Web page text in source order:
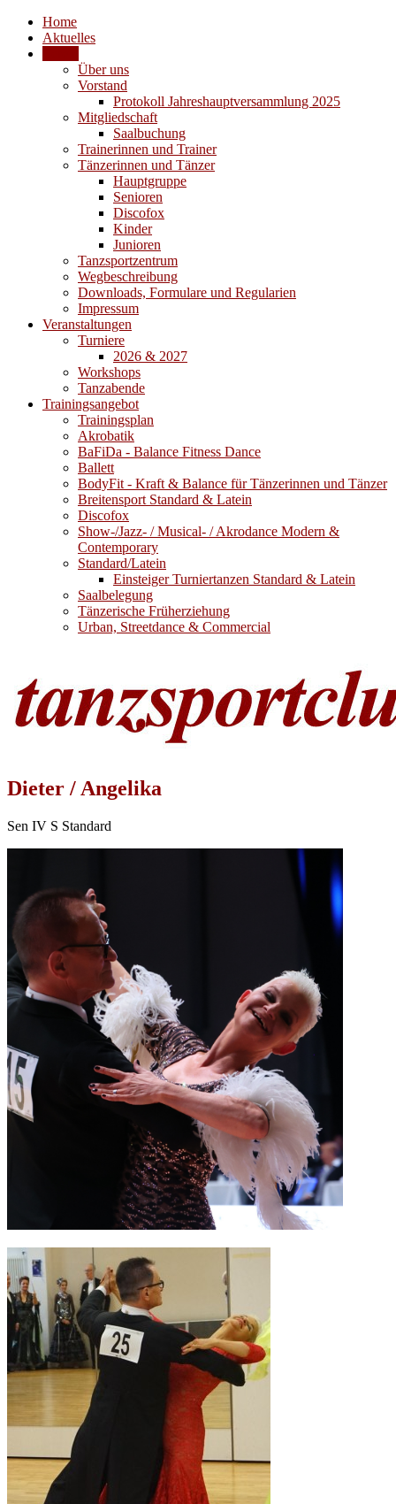
Home
Aktuelles
Über uns
Vorstand
Protokoll Jahreshauptversammlung 2025
Mitgliedschaft
Saalbuchung
Trainerinnen und Trainer
Tänzerinnen und Tänzer
Hauptgruppe
Senioren
Discofox
Kinder
Junioren
Tanzsportzentrum
Wegbeschreibung
Downloads, Formulare und Regularien
Impressum
Veranstaltungen
Turniere
2026 & 2027
Workshops
Tanzabende
Trainingsangebot
Trainingsplan
Akrobatik
BaFiDa - Balance Fitness Dance
Ballett
BodyFit - Kraft & Balance für Tänzerinnen und Tänzer
Breitensport Standard & Latein
Discofox
Show-/Jazz- / Musical- / Akrodance Modern &
Contemporary
Standard/Latein
Einsteiger Turniertanzen Standard & Latein
Saalbelegung
Tänzerische Früherziehung
Urban, Streetdance & Commercial
Dieter / Angelika
Sen IV S Standard